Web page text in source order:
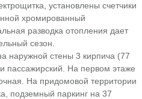
установлены счетчики
хромированный
разводка отопления дает
сезон.
наружной стены 3 кирпича (77
пассажирский. На первом этаже
На придомовой территории
подземный паркинг на 37